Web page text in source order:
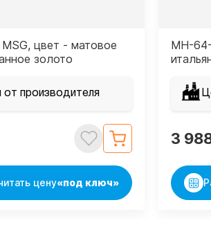
цвет - матовое
золото
от производителя
цену«под ключ»
MH-
3